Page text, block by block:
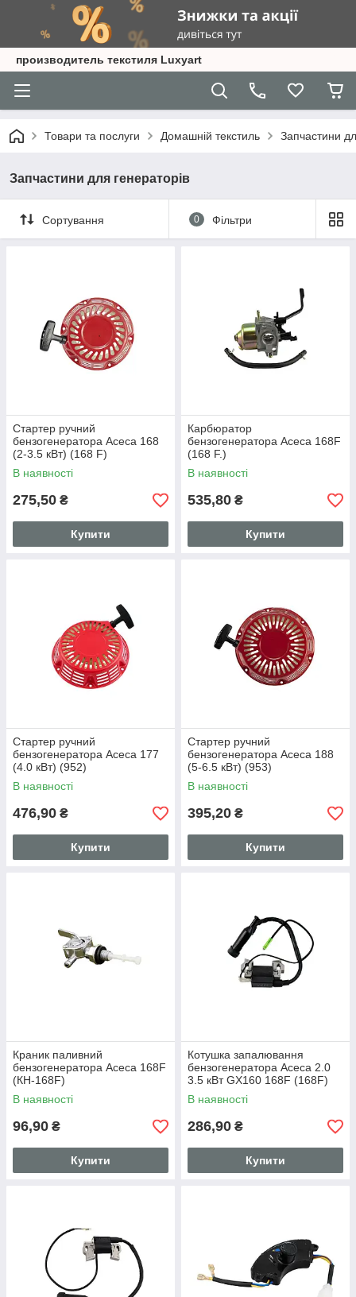
производитель текстиля Luxyart
Товари та послуги Домашній текстиль Запчастини
Запчастини для генераторів
Сортування 0 Фільтри
Стартер ручний
бензогенератора Асеса 168
(2-3.5 кВт) (168 F)
В наявності
275,50 ₴
Купити
Карбюратор
бензогенератора Асеса 168F
(168 F.)
В наявності
535,80 ₴
Купити
Стартер ручний
бензогенератора Асеса 177
(4.0 кВт) (952)
В наявності
476,90 ₴
Купити
Стартер ручний
бензогенератора Асеса 188
(5-6.5 кВт) (953)
В наявності
395,20 ₴
Купити
Краник паливний
бензогенератора Асеса 168F
(КН-168F)
В наявності
96,90 ₴
Купити
Котушка запалювання
бензогенератора Асеса 2.0
3.5 кВт GX160 168F (168F)
В наявності
286,90 ₴
Купити